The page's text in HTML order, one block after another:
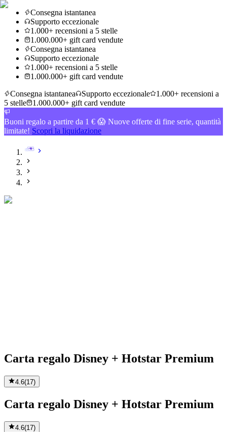
Consegna istantanea
Supporto eccezionale
1.000+ recensioni a 5 stelle
1.000.000+ gift card vendute
Consegna istantanea
Supporto eccezionale
1.000+ recensioni a 5 stelle
1.000.000+ gift card vendute
Consegna istantanea
Supporto eccezionale
1.000+ recensioni a
5 stelle
1.000.000+ gift card vendute
Buoni regalo a partire da 1 € 😱 Nuove offerte di fine serie, quantità
limitate! Scopri la liquidazione
Carta regalo Disney + Hotstar Premium
4.6(17)
Carta regalo Disney + Hotstar Premium
4.6(17)